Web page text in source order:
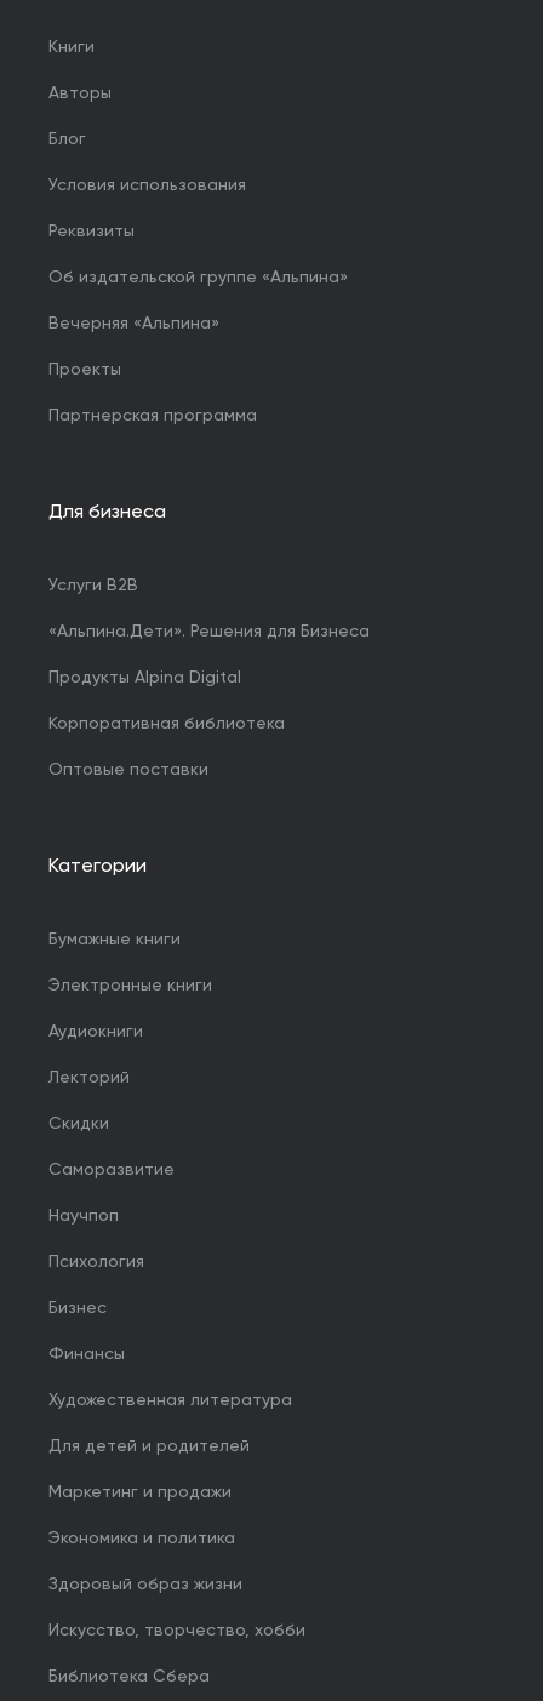
Книги
Авторы
Блог
Условия использования
Реквизиты
Об издательской группе «Альпина»
Вечерняя «Альпина»
Проекты
Партнерская программа
Для бизнеса
Услуги B2B
«Альпина.Дети». Решения для Бизнеса
Продукты Alpina Digital
Корпоративная библиотека
Оптовые поставки
Категории
Бумажные книги
Электронные книги
Аудиокниги
Лекторий
Скидки
Саморазвитие
Научпоп
Психология
Бизнес
Финансы
Художественная литература
Для детей и родителей
Маркетинг и продажи
Экономика и политика
Здоровый образ жизни
Искусство, творчество, хобби
Библиотека Сбера